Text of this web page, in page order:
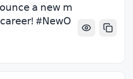
𝖺 𝗇𝖾𝗐 𝗆
𝖼𝖺𝗋𝖾𝖾𝗋! #𝖭𝖾𝗐𝖮